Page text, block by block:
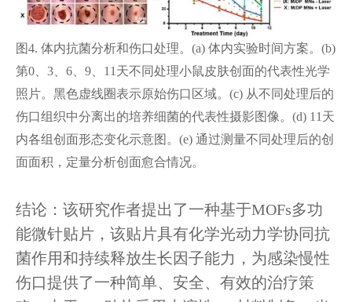
图4. 体内抗菌分析和伤口处理。(a) 体内实验时间方案。(b)
第0、3、6、9、11天不同处理小鼠皮肤创面的代表性光学
照片。黑色虚线圈表示原始伤口区域。(c) 从不同处理后的
伤口组织中分离出的培养细菌的代表性摄影图像。(d) 11天
内各组创面形态变化示意图。(e) 通过测量不同处理后的创
面面积，定量分析创面愈合情况。
结论：该研究作者提出了一种基于MOFs多功
能微针贴片，该贴片具有化学光动力学协同抗
菌作用和持续释放生长因子能力，为感染慢性
伤口提供了一种简单、安全、有效的治疗策